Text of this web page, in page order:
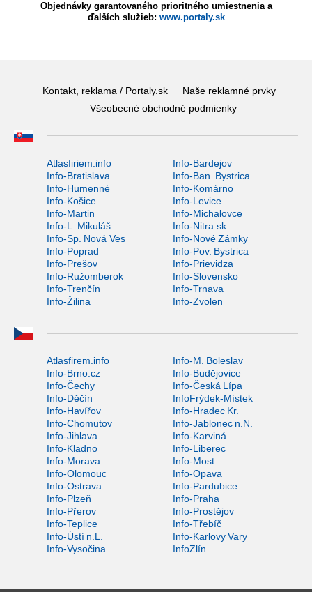
Objednávky garantovaného prioritného umiestnenia a
ďalších služieb: www.portaly.sk
Kontakt, reklama / Portaly.sk
Naše reklamné prvky
Všeobecné obchodné podmienky
Atlasfiriem.info
Info-Bardejov
Info-Bratislava
Info-Ban. Bystrica
Info-Humenné
Info-Komárno
Info-Košice
Info-Levice
Info-Martin
Info-Michalovce
Info-L. Mikuláš
Info-Nitra.sk
Info-Sp. Nová Ves
Info-Nové Zámky
Info-Poprad
Info-Pov. Bystrica
Info-Prešov
Info-Prievidza
Info-Ružomberok
Info-Slovensko
Info-Trenčín
Info-Trnava
Info-Žilina
Info-Zvolen
Atlasfirem.info
Info-M. Boleslav
Info-Brno.cz
Info-Budějovice
Info-Čechy
Info-Česká Lípa
Info-Děčín
InfoFrýdek-Místek
Info-Havířov
Info-Hradec Kr.
Info-Chomutov
Info-Jablonec n.N.
Info-Jihlava
Info-Karviná
Info-Kladno
Info-Liberec
Info-Morava
Info-Most
Info-Olomouc
Info-Opava
Info-Ostrava
Info-Pardubice
Info-Plzeň
Info-Praha
Info-Přerov
Info-Prostějov
Info-Teplice
Info-Třebíč
Info-Ústí n.L.
Info-Karlovy Vary
Info-Vysočina
InfoZlín